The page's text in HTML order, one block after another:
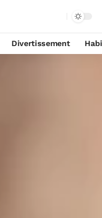
Divertissement